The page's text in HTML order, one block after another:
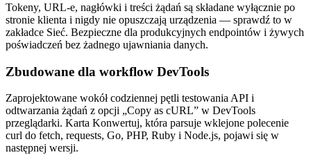
Tokeny, URL-e, nagłówki i treści żądań są składane wyłącznie po
stronie klienta i nigdy nie opuszczają urządzenia — sprawdź to w
zakładce Sieć. Bezpieczne dla produkcyjnych endpointów i żywych
poświadczeń bez żadnego ujawniania danych.
Zbudowane dla workflow DevTools
Zaprojektowane wokół codziennej pętli testowania API i
odtwarzania żądań z opcji „Copy as cURL” w DevTools
przeglądarki. Karta Konwertuj, która parsuje wklejone polecenie
curl do fetch, requests, Go, PHP, Ruby i Node.js, pojawi się w
następnej wersji.